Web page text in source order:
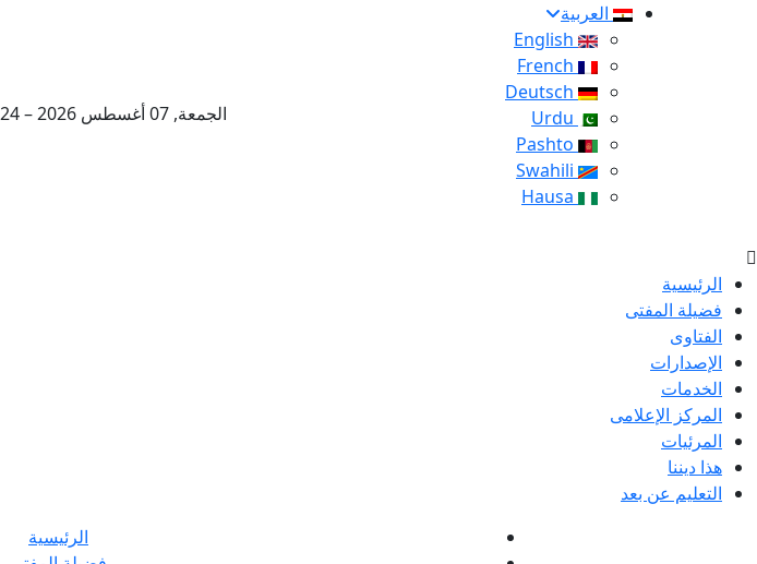
العربية
الجمعة, 07 أغسطس 2026 – 24 صفر 1448 هـ
الرئيسية
فضيلة المفتى
الفتاوى
الإصدارات
الخدمات
المركز الإعلامى
المرئيات
هذا ديننا
التعليم عن بعد
الرئيسية